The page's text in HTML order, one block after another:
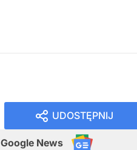
UDOSTĘPNIJ
Google News